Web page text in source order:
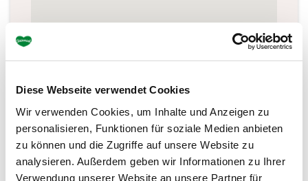
Diese Webseite verwendet Cookies
Wir verwenden Cookies, um Inhalte und Anzeigen zu
personalisieren, Funktionen für soziale Medien anbieten
zu können und die Zugriffe auf unsere Website zu
analysieren. Außerdem geben wir Informationen zu Ihrer
Verwendung unserer Website an unsere Partner für